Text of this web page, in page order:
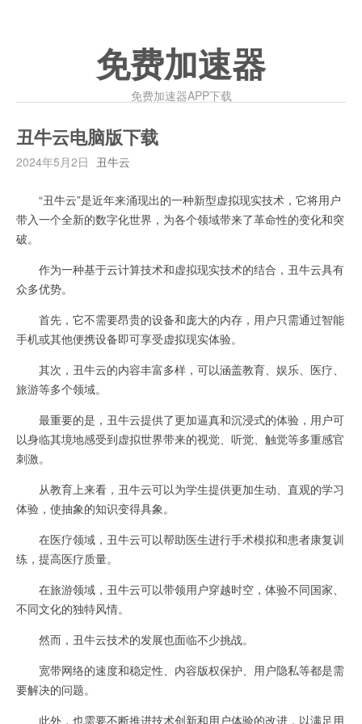
免费加速器
免费加速器APP下载
丑牛云电脑版下载
2024年5月2日 丑牛云
“丑牛云”是近年来涌现出的一种新型虚拟现实技术，它将用户
带入一个全新的数字化世界，为各个领域带来了革命性的变化和突
破。
作为一种基于云计算技术和虚拟现实技术的结合，丑牛云具有
众多优势。
首先，它不需要昂贵的设备和庞大的内存，用户只需通过智能
手机或其他便携设备即可享受虚拟现实体验。
其次，丑牛云的内容丰富多样，可以涵盖教育、娱乐、医疗、
旅游等多个领域。
最重要的是，丑牛云提供了更加逼真和沉浸式的体验，用户可
以身临其境地感受到虚拟世界带来的视觉、听觉、触觉等多重感官
刺激。
从教育上来看，丑牛云可以为学生提供更加生动、直观的学习
体验，使抽象的知识变得具象。
在医疗领域，丑牛云可以帮助医生进行手术模拟和患者康复训
练，提高医疗质量。
在旅游领域，丑牛云可以带领用户穿越时空，体验不同国家、
不同文化的独特风情。
然而，丑牛云技术的发展也面临不少挑战。
宽带网络的速度和稳定性、内容版权保护、用户隐私等都是需
要解决的问题。
此外，也需要不断推进技术创新和用户体验的改进，以满足用